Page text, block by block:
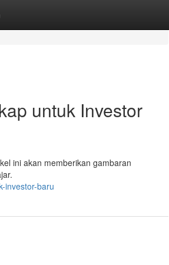
untuk Investor
ini akan memberikan gambaran
investor-baru